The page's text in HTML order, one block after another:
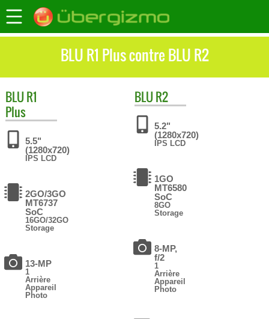
BLU R1 Plus contre BLU R2
BLUR1
Plus
5.5"
(1280x720)
IPS LCD
2GO/3GO
MT6737
SoC
16GO/32GO
Storage
13-MP
1
Arrière
Appareil
Photo
BLUR2
5.2"
(1280x720)
IPS LCD
1GO
MT6580
SoC
8GO
Storage
8-MP,
f/2
1
Arrière
Appareil
Photo